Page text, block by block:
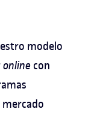
modelo
online con